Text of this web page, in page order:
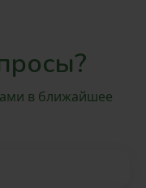
в ближайшее